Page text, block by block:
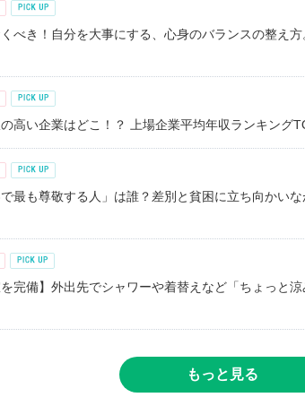
べき！自分を大事にする、心身のバランスの整え
高い企業はどこ！？ 上場企業平均年収ランキング
最も尊敬する人」は誰？差別と貧困に立ち向かい
を完備】外出先でシャワーや着替えなど「ちょっと
もっと見る